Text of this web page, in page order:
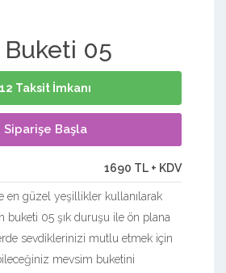
05
12 Taksit İmkanı
Siparişe Başla
1690 TL + KDV
en güzel yeşillikler kullanılarak
buketi 05 şık duruşu ile ön plana
sevdiklerinizi mutlu etmek için
mevsim buketini